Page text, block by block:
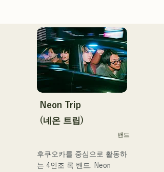
Neon Trip
(네온 트립)
밴드
후쿠오카를 중심으로 활동하
는 4인조 록 밴드. Neon